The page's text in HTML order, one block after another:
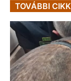
TOVÁBBI